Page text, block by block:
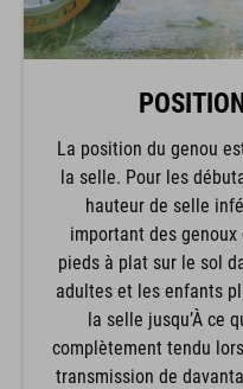
La position du genou
la selle. Pour les
hauteur de selle
important des
pieds à plat sur le sol
adultes et les enfants
la selle jusqu’À ce
complètement tendu
transmission de